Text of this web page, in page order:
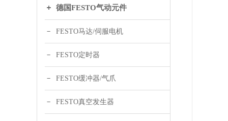
德国FESTO气动元件
FESTO马达/伺服电机
FESTO定时器
FESTO缓冲器/气爪
FESTO真空发生器